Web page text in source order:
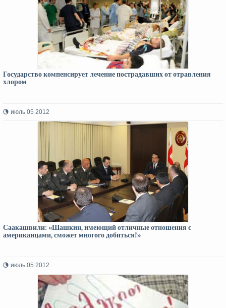
Государство компенсирует лечение пострадавших от отравления
хлором
июль 05 2012
Саакашвили: «Шашкин, имеющий отличные отношения с
американцами, сможет многого добиться!»
июль 05 2012